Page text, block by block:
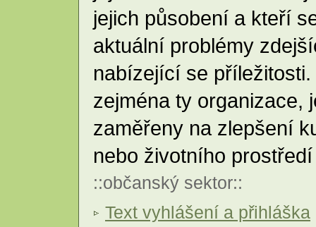
jejich působení a kteří
aktuální problémy
nabízející se
zejména ty organizace,
zaměřeny na zlepšení
nebo životního
::občanský sektor::
Text vyhlášení a přihláška